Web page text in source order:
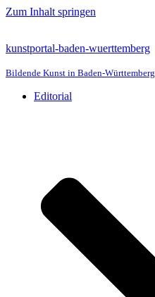
Zum Inhalt springen
kunstportal-baden-wuerttemberg
Bildende Kunst in Baden-Württemberg
Editorial